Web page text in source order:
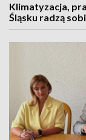
Klimatyzacja,
Śląsku radzą